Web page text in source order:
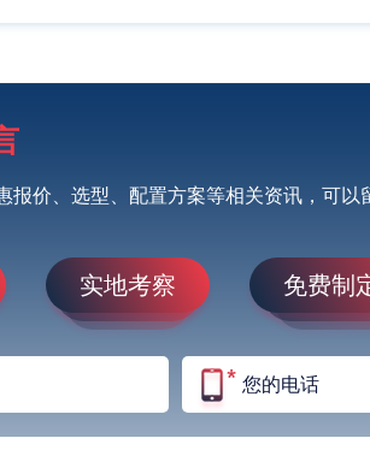
报价、选型、配置方案等相关资讯，可以
实地考察 免费制